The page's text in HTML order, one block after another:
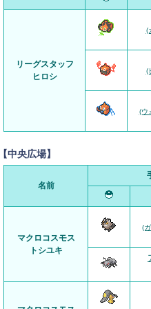
リーグスタッフ
ヒロシ
(
(
(ウ
中央広場】
名前
マクロコスモス
トシユキ
(